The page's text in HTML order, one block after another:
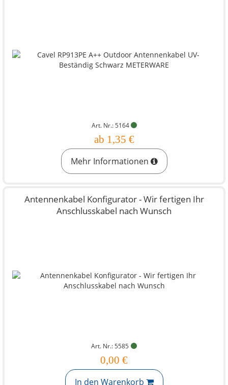
Art. Nr.: 5164
ab 1,35 €
Mehr Informationen
Antennenkabel Konfigurator - Wir fertigen Ihr
Anschlusskabel nach Wunsch
Art. Nr.: 5585
0,00 €
In den Warenkorb